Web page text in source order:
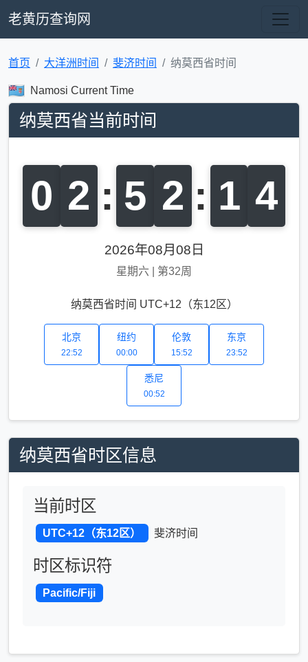
老黄历查询网
首页 大洋洲时间 斐济时间 纳莫西省时间
Namosi Current Time
纳莫西省当前时间
0 2 : 5 2 : 1 5
2026年08月08日
星期六 第32周
纳莫西省时间 UTC+12（东12区）
北京
22:52
纽约
00:00
伦敦
15:52
东京
23:52
悉尼
00:52
纳莫西省时区信息
当前时区
UTC+12（东12区） 斐济时间
时区标识符
Pacific/Fiji